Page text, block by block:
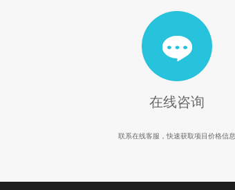
在线咨询
联系在线客服，快速获取项目价格信息